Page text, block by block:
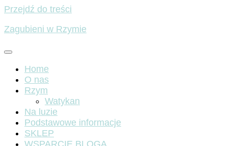
Przejdź do treści
Zagubieni w Rzymie
Home
O nas
Rzym
Watykan
Na luzie
Podstawowe informacje
SKLEP
WSPARCIE BLOGA